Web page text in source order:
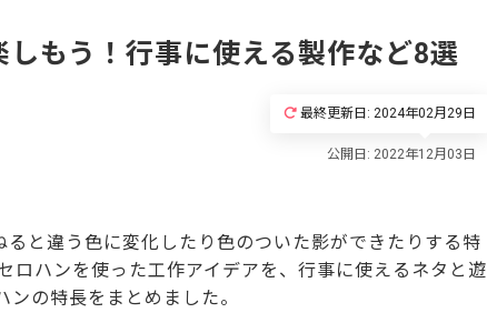
もう！行事に使える製作など8選
最終更新日: 2024年02月29日
と違う色に変化したり色のついた影ができたりする特
ハンを使った工作アイデアを、行事に使えるネタと遊
の特長をまとめました。